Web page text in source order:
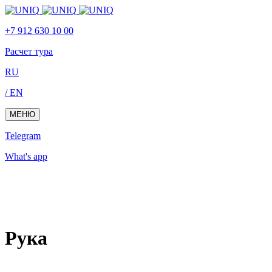
Skip
Skip
primary
Skip
content
+7 912 630 10 00
Расчет тура
RU
/ EN
МЕНЮ
Telegram
What's app
Рука